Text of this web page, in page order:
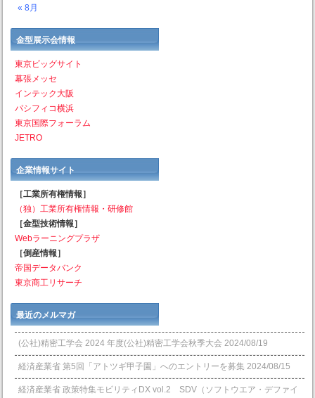
« 8月
金型展示会情報
東京ビッグサイト
幕張メッセ
インテック大阪
パシフィコ横浜
東京国際フォーラム
JETRO
企業情報サイト
［工業所有権情報］
（独）工業所有権情報・研修館
［金型技術情報］
Webラーニングプラザ
［倒産情報］
帝国データバンク
東京商工リサーチ
最近のメルマガ
(公社)精密工学会 2024 年度(公社)精密工学会秋季大会 2024/08/19
経済産業省 第5回「アトツギ甲子園」へのエントリーを募集 2024/08/15
経済産業省 政策特集モビリティDX vol.2 SDV（ソフトウエア・デファイ